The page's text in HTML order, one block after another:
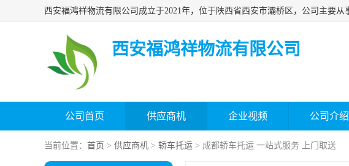
西安福鸿祥物流有限公司
公司首页 供应商机 企业视频 公司介绍
当前位置： 首页 > 供应商机 > 轿车托运 > 成都轿车托运 一站式服务 上门取送